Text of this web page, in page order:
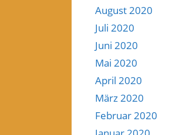
August 2020
Juli 2020
Juni 2020
Mai 2020
April 2020
März 2020
Februar 2020